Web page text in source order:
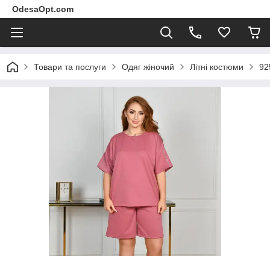
OdesaOpt.com
Товари та послуги Одяг жіночий Літні костюми